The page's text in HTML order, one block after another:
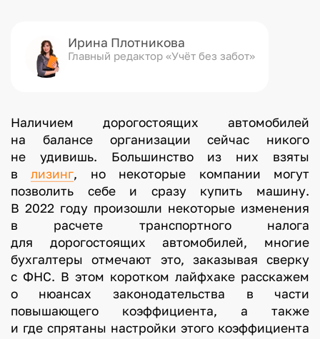
Ирина Плотникова
Главный редактор «Учёт без забот»
Наличием дорогостоящих автомобилей
на балансе организации сейчас никого
не удивишь. Большинство из них взяты
влизинг, но некоторые компании могут
позволить себе и сразу купить машину.
В 2022 году произошли некоторые изменения
в расчете транспортного налога
для дорогостоящих автомобилей, многие
бухгалтеры отмечают это, заказывая сверку
с ФНС. В этом коротком лайфхаке расскажем
о нюансах законодательства в части
повышающего коэффициента, а также
и где спрятаны настройки этого коэффициента